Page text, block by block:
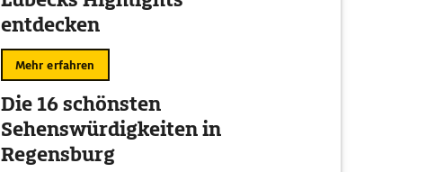
entdecken
Mehr erfahren
Die 16 schönsten
Sehenswürdigkeiten in
Regensburg